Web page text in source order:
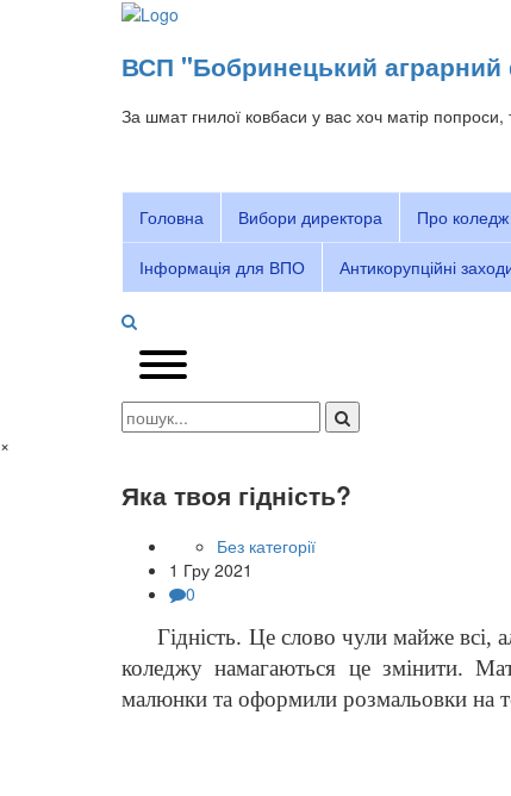
ВСП "Бобринецький аграрний
За шмат гнилої ковбаси у вас хоч матір попроси,
Головна Вибори директора Про коледж
Інформація для ВПО Антикорупційні
×
Яка твоя гідність?
Без категорії
1 Гру 2021
0
Гідність. Це слово чули майже всі,
коледжу намагаються це змінити.
малюнки та оформили розмальовки на